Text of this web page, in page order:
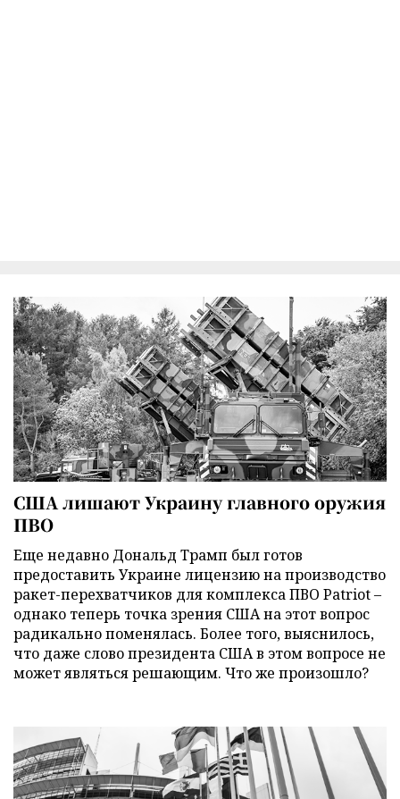
США лишают Украину главного оружия
ПВО
Еще недавно Дональд Трамп был готов
предоставить Украине лицензию на производство
ракет-перехватчиков для комплекса ПВО Patriot –
однако теперь точка зрения США на этот вопрос
радикально поменялась. Более того, выяснилось,
что даже слово президента США в этом вопросе не
может являться решающим. Что же произошло?